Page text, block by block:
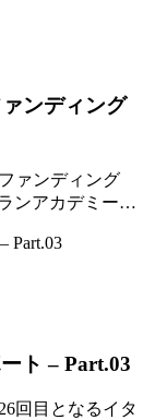
ンディング
ァンディング
ンアカデミー…
ト – Part.03
回目となるイタ